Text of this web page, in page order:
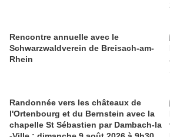
Rencontre annuelle avec le
Schwarzwaldverein de Breisach-am-
Rhein
Randonnée vers les châteaux de
l'Ortenbourg et du Bernstein avec la
chapelle St Sébastien par Dambach-la